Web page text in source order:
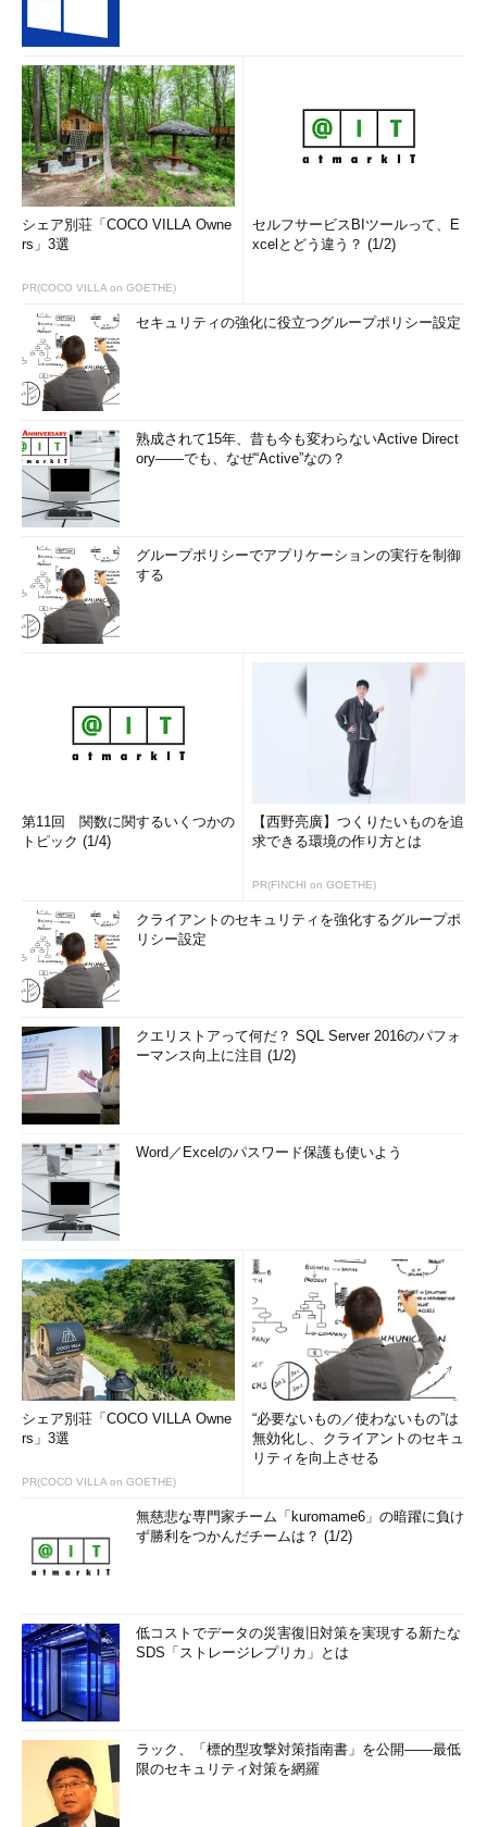
している場合、フルアクセスを提供する。ポリシーを満たしてい
ない場合は、修復サーバなど特定のコンピュータにのみアクセス
できるようなIPフィルタリングが実施されたり、特定のコンピュ
ータにのみアクセスできるような限定的なVLANへの接続だけが
許可されたりする。
[長所]
802.1xは業界標準であり、多くのネットワーク機器が利用
802.1x認証のためのソフトウェア（サプリカント：
supplicant）はNAP対応クライアントのWindowsに含まれ
ている。
DHCP、IPsecのNAP強制と組み合わせることが可能。
[短所]
対応するネットワーク機器が必要。
VLANの設計が複雑になる可能性がある。
ターミナル・サービス・ゲートウェイ（TSゲートウェイ）
は、Windows Server 2008の新機能で、外部ネットワークから内
部ネットワーク上のターミナル・サーバやリモート・デスクトッ
プ、Remote Appにより特定のアプリケーションのみにアクセス
第9回
Windows Server 2008ターミナル・サービスによるクライアント
の仮想化（中編） 3．安全で使いやすいリモート接続を実現する
TSゲートウェイ 」を参照のこと）。
TSゲートウェイによるNAP強制では、クライアントの正常性
がポリシーを満たしている場合、フルアクセスを提供する。ポリ
シーを満たしていない場合は、修復サーバなど特定のコンピュー
強制サーバがWindows Server 2008に含まれているため、
追加投資が最小限で済む。
Windows Server 2008の新機能をより安全に利用できる。
[短所]
TSゲートウェイという特定のシナリオのみをサポートす
る。
自動修復機能がサポートされていない。
まとめ
ここまで、Windows Server 2008の新機能の1つであるNAPの
仕組みや特徴について解説してきた。NAPは、これまでの検疫ソ
リューションを一歩進め、ネットワーク全体の正常性を、組織の
ポリシーに基づいて維持管理するためのソリューションである。
また、NAPが備える互換性や拡張性により、さまざまなネットワ
ーク機器やセキュリティ関連ソフトウェアと連携できるため、よ
り柔軟で幅広い対応が期待できることがお分かりいただけただろ
う。Windows Server 2008に標準で提供されている役割であるた
め、まずは小規模なところから検証を始め、段階的にネットワー
ク全体に適用していくような計画を立てるとよいだろう。
引き続き後編では、実際にNAPの環境を構築し、管理・運用す
る際のポイントについて解説していく。またNAPについてのさま
ざまな疑問についても答えていく。
「Windows Server 2008の基礎知識 ―― 新
サーバOSで何が変わるのか？ ――
シェア別荘「COCO VILLA Owne
rs」3選
PR(COCO VILLA on GOETHE)
セルフサービスBIツールって、E
xcelとどう違う？ (1/2)
セキュリティの強化に役立つグループポリシー設定
熟成されて15年、昔も今も変わらないActive Direct
ory――でも、なぜ“Active”なの？
グループポリシーでアプリケーションの実行を制御
する
第11回 関数に関するいくつかの
トピック (1/4)
【西野亮廣】つくりたいものを追
求できる環境の作り方とは
PR(FINCHI on GOETHE)
クライアントのセキュリティを強化するグループポ
リシー設定
クエリストアって何だ？ SQL Server 2016のパフォ
ーマンス向上に注目 (1/2)
Word／Excelのパスワード保護も使いよう
シェア別荘「COCO VILLA Owne
rs」3選
PR(COCO VILLA on GOETHE)
“必要ないもの／使わないもの”は
無効化し、クライアントのセキュ
リティを向上させる
無慈悲な専門家チーム「kuromame6」の暗躍に負け
ず勝利をつかんだチームは？ (1/2)
低コストでデータの災害復旧対策を実現する新たな
SDS「ストレージレプリカ」とは
ラック、「標的型攻撃対策指南書」を公開――最低
限のセキュリティ対策を網羅